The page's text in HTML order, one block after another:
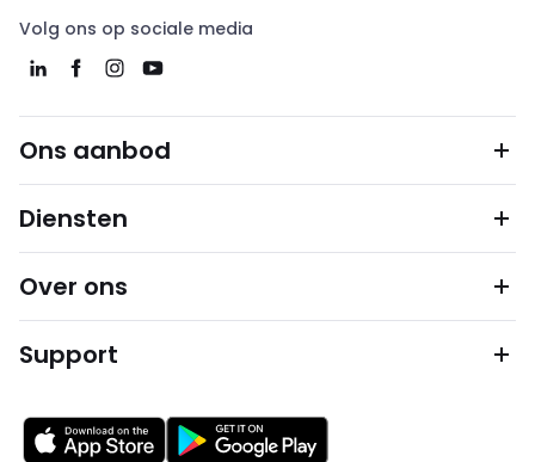
Volg ons op sociale media
Ons aanbod
Diensten
Over ons
Support